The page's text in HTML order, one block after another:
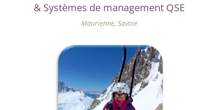
& Systèmes de management QSE
Maurienne, Savoie